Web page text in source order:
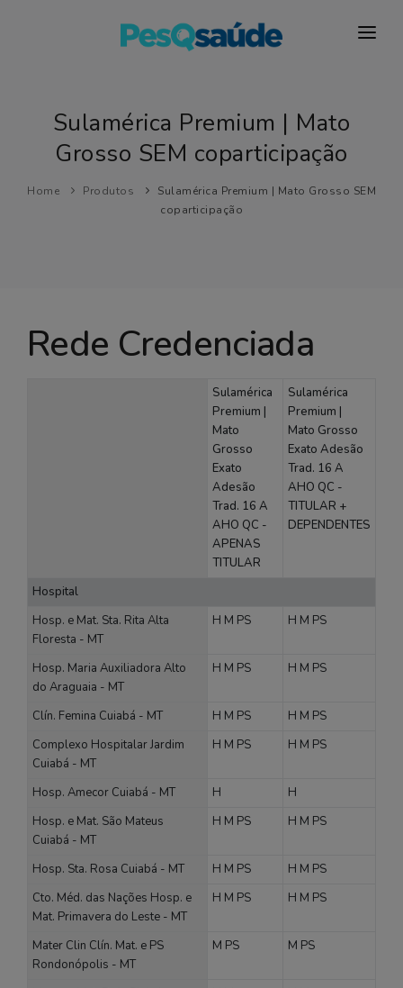
PLANOS DE SAÚDE
LABORATÓRIOS
BLOG
Sulamérica Premium | Mato
Grosso SEM coparticipação
Home Produtos
Sulamérica Premium | Mato Grosso SEM
coparticipação
Rede Credenciada
Sulamérica
Premium |
Mato
Grosso
Exato
Adesão
Trad. 16 A
AHO QC -
APENAS
TITULAR
Sulamérica
Premium |
Mato Grosso
Exato Adesão
Trad. 16 A
AHO QC -
TITULAR +
DEPENDENTES
Hospital
Hosp. e Mat. Sta. Rita Alta
Floresta - MT
H M PS H M PS
Hosp. Maria Auxiliadora Alto
do Araguaia - MT
H M PS H M PS
Clín. Femina Cuiabá - MT H M PS H M PS
Complexo Hospitalar Jardim
Cuiabá - MT
H M PS H M PS
Hosp. Amecor Cuiabá - MT H
H
Hosp. e Mat. São Mateus
Cuiabá - MT
H M PS H M PS
Hosp. Sta. Rosa Cuiabá - MT H M PS H M PS
Cto. Méd. das Nações Hosp. e
Mat. Primavera do Leste - MT
H M PS H M PS
Mater Clin Clín. Mat. e PS
Rondonópolis - MT
M PS M PS